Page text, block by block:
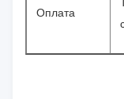
Оплата